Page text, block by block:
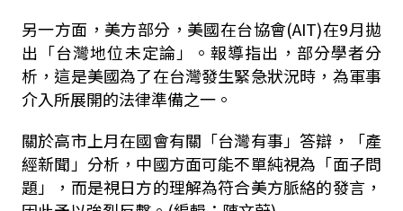
另一方面，美方部分，美國在台協會(AIT)在9月拋
出「台灣地位未定論」。報導指出，部分學者分
析，這是美國為了在台灣發生緊急狀況時，為軍事
介入所展開的法律準備之一。
關於高市上月在國會有關「台灣有事」答辯，「產
經新聞」分析，中國方面可能不單純視為「面子問
題」，而是視日方的理解為符合美方脈絡的發言，